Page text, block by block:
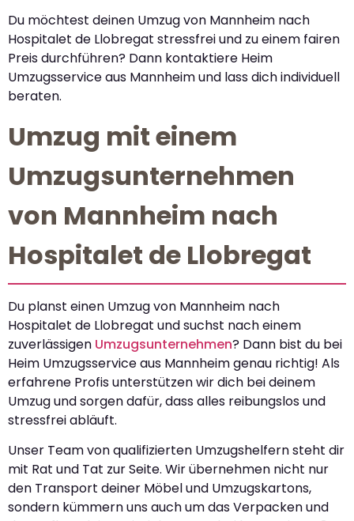
Du möchtest deinen Umzug von Mannheim nach
Hospitalet de Llobregat stressfrei und zu einem fairen
Preis durchführen? Dann kontaktiere Heim
Umzugsservice aus Mannheim und lass dich individuell
beraten.
Umzug mit einem
Umzugsunternehmen
von Mannheim nach
Hospitalet de Llobregat
Du planst einen Umzug von Mannheim nach
Hospitalet de Llobregat und suchst nach einem
zuverlässigen Umzugsunternehmen? Dann bist du bei
Heim Umzugsservice aus Mannheim genau richtig! Als
erfahrene Profis unterstützen wir dich bei deinem
Umzug und sorgen dafür, dass alles reibungslos und
stressfrei abläuft.
Unser Team von qualifizierten Umzugshelfern steht dir
mit Rat und Tat zur Seite. Wir übernehmen nicht nur
den Transport deiner Möbel und Umzugskartons,
sondern kümmern uns auch um das Verpacken und